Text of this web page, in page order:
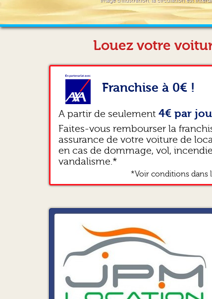
Louez votre
Franchise à 0€ !
A partir de seulement 4€ par
Faites-vous rembourser la
assurance de votre voiture de
en cas de dommage, vol,
vandalisme.*
*Voir conditions dans